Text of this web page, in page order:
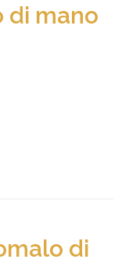
di mano
di